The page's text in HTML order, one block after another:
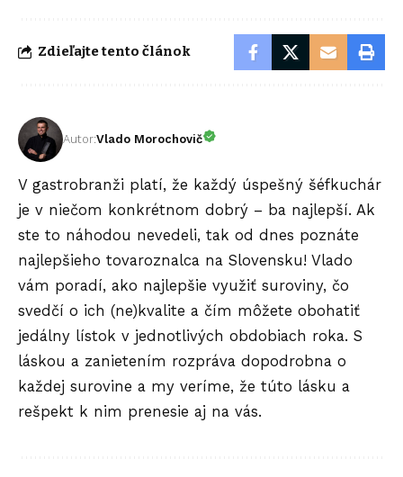
Zdieľajte tento článok
Autor:Vlado Morochovič
V gastrobranži platí, že každý úspešný šéfkuchár
je v niečom konkrétnom dobrý – ba najlepší. Ak
ste to náhodou nevedeli, tak od dnes poznáte
najlepšieho tovaroznalca na Slovensku! Vlado
vám poradí, ako najlepšie využiť suroviny, čo
svedčí o ich (ne)kvalite a čím môžete obohatiť
jedálny lístok v jednotlivých obdobiach roka. S
láskou a zanietením rozpráva dopodrobna o
každej surovine a my veríme, že túto lásku a
rešpekt k nim prenesie aj na vás.